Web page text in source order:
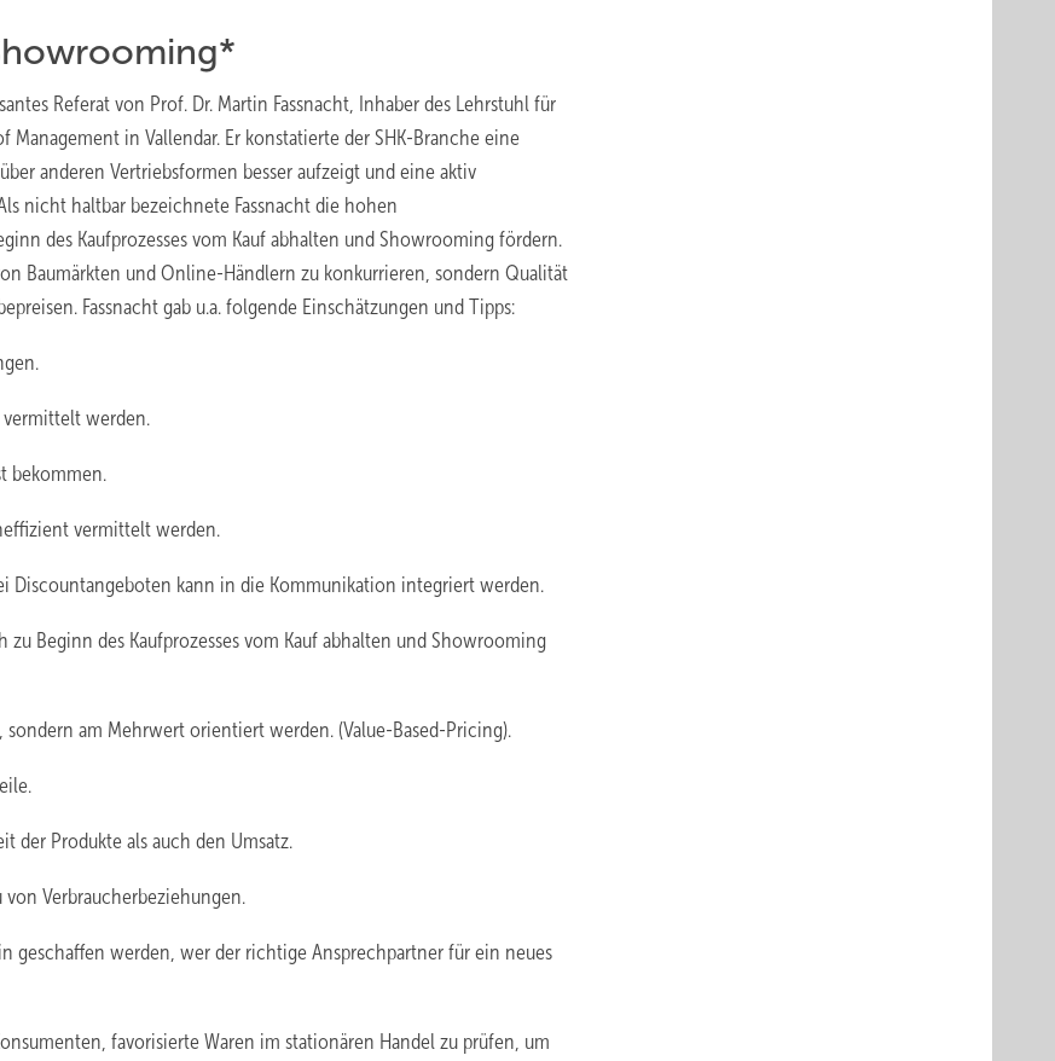
Referat von Prof. Dr. Martin Fassnacht, Inhaber des Lehrstuhl für
in Vallendar. Er konstatierte der SHK-Branche eine
anderen Vertriebsformen besser aufzeigt und eine aktiv
nicht haltbar bezeichnete Fassnacht die ­hohen
des Kaufprozesses vom Kauf abhalten und Showrooming fördern.
Baumärkten und Online-Händlern zu konkurrieren, sondern Qualität
Fassnacht gab u.a. folgende Einschätzungen und Tipps:
vermittelt werden.
bekommen.
vermittelt ­werden.
Discountangeboten kann in die Kommunikation integriert werden.
Beginn des Kauf­prozesses vom Kauf abhalten und Showrooming
am Mehrwert orientiert werden. (Value-Based-Pricing).
der Produkte als auch den Umsatz.
Verbraucher­beziehungen.
geschaffen werden, wer der richtige Ansprechpartner für ein neues
favorisierte ­Waren im stationären Handel zu prüfen, um